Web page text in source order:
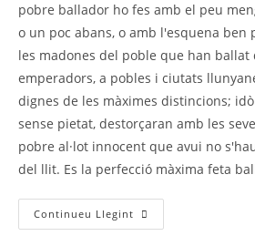
pobre ballador ho fes amb el peu
o un poc abans, o amb l'esquena
les madones del poble que han ballat
emperadors, a pobles i ciutats
dignes de les màximes distincions;
sense pietat, destorçaran amb les
pobre al·lot innocent que avui no
del llit. Es la perfecció màxima feta
Continueu Llegint